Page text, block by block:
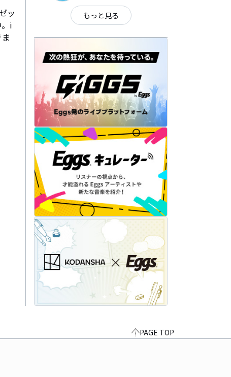
ッ
i
もっと見る
PAGE TOP